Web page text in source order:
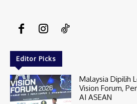
Editor Picks
Malaysia Dipilih
Vision Forum,
AI ASEAN